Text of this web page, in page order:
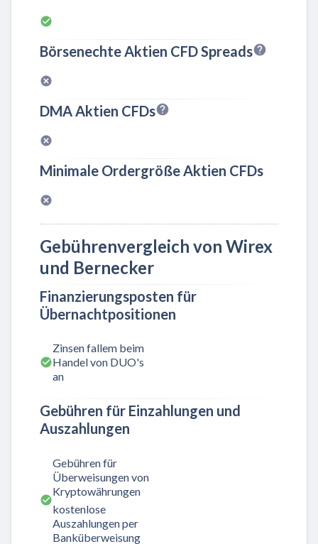
Börsenechte Aktien CFD Spreads
DMA Aktien CFDs
Minimale Ordergröße Aktien CFDs
Gebührenvergleich von Wirex
und Bernecker
Finanzierungsposten für
Übernachtpositionen
Zinsen fallem beim
Handel von DUO's
an
Gebühren für Einzahlungen und
Auszahlungen
Gebühren für
Überweisungen von
Kryptowährungen
kostenlose
Auszahlungen per
Banküberweisung